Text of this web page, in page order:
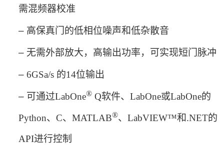
需混频器校准
‒ 高保真门的低相位噪声和低杂散音
‒ 无需外部放大，高输出功率，可实现短门脉冲
‒ 6GSa/s 的14位输出
‒ 可通过LabOne®Q软件、LabOne或LabOne的
Python、C、MATLAB®、LabVIEW™和.NET的
API进行控制